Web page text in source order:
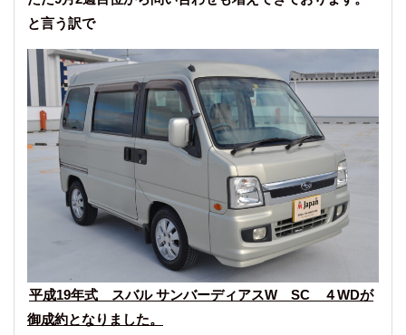
と言う訳で
平成19年式 スバル サンバーディアスW SC ４WDが
御成約となりました。